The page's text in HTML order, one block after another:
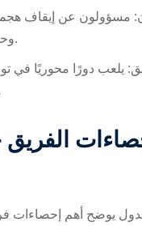
مسؤولون عن إيقاف
وحماية منطقة المرمى.
يلعب دورًا محوريًا في
يوضح أهم إحصاءات